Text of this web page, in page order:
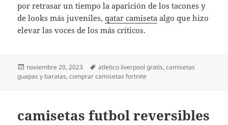
por retrasar un tiempo la aparición de los tacones y
de looks más juveniles,qatar camiseta algo que hizo
elevar las voces de los más críticos.
Publicado
el
noviembre 20, 2023 Etiquetas
atletico liverpool gratis,camisetas
guapas y baratas,comprar camisetas fortnite
camisetas futbol reversibles